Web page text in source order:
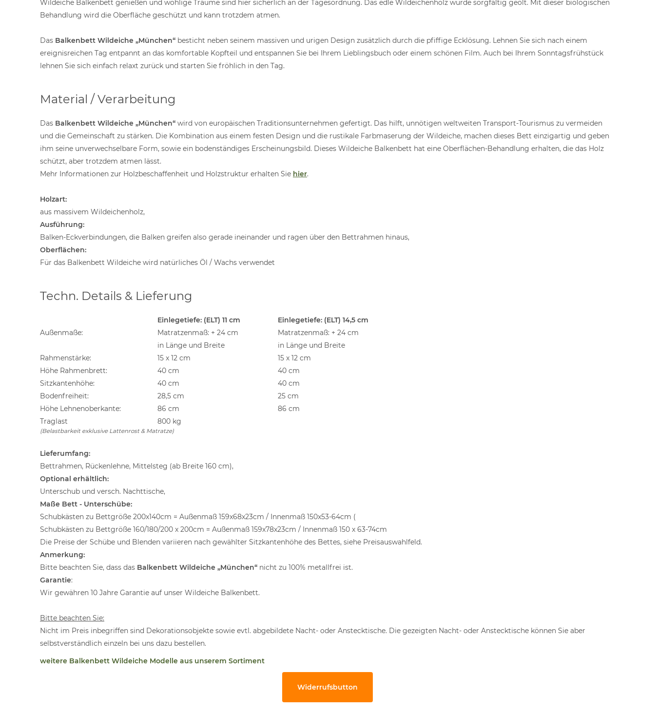
Wildeiche Balkenbett genießen und wohlige Träume sind hier sicherlich an der Tagesordnung. Das edle Wildeichenholz wurde sorgfältig geölt. Mit dieser biologischen
Behandlung wird die Oberfläche geschützt und kann trotzdem atmen.
Das Balkenbett Wildeiche „München“ besticht neben seinem massiven und urigen Design zusätzlich durch die pfiffige Ecklösung. Lehnen Sie sich nach einem
ereignisreichen Tag entpannt an das komfortable Kopfteil und entspannen Sie bei Ihrem Lieblingsbuch oder einem schönen Film. Auch bei Ihrem Sonntagsfrühstück
lehnen Sie sich einfach relaxt zurück und starten Sie fröhlich in den Tag.
Material / Verarbeitung
Das Balkenbett Wildeiche „München“ wird von europäischen Traditionsunternehmen gefertigt. Das hilft, unnötigen weltweiten Transport-Tourismus zu vermeiden
und die Gemeinschaft zu stärken. Die Kombination aus einem festen Design und die rustikale Farbmaserung der Wildeiche, machen dieses Bett einzigartig und geben
ihm seine unverwechselbare Form, sowie ein bodenständiges Erscheinungsbild. Dieses Wildeiche Balkenbett hat eine Oberflächen-Behandlung erhalten, die das Holz
schützt, aber trotzdem atmen lässt.
Mehr Informationen zur Holzbeschaffenheit und Holzstruktur erhalten Sie hier.
Holzart:
aus massivem Wildeichenholz,
Ausführung:
Balken-Eckverbindungen, die Balken greifen also gerade ineinander und ragen über den Bettrahmen hinaus,
Oberflächen:
Für das Balkenbett Wildeiche wird natürliches Öl / Wachs verwendet
Techn. Details & Lieferung
Einlegetiefe: (ELT) 11 cm
Einlegetiefe: (ELT) 14,5 cm
Außenmaße:
Matratzenmaß: + 24 cm
in Länge und Breite
Matratzenmaß: + 24 cm
in Länge und Breite
Rahmenstärke:
15 x 12 cm
15 x 12 cm
Höhe Rahmenbrett:
40 cm
40 cm
Sitzkantenhöhe:
40 cm
40 cm
Bodenfreiheit:
28,5 cm
25 cm
Höhe Lehnenoberkante:
86 cm
86 cm
Traglast
800 kg
(Belastbarkeit exklusive Lattenrost & Matratze)
Lieferumfang:
Bettrahmen, Rückenlehne, Mittelsteg (ab Breite 160 cm),
Optional erhältlich:
Unterschub und versch. Nachttische,
Maße Bett - Unterschübe:
Schubkästen zu Bettgröße 200x140cm = Außenmaß 159x68x23cm / Innenmaß 150x53-64cm (
Schubkästen zu Bettgröße 160/180/200 x 200cm = Außenmaß 159x78x23cm / Innenmaß 150 x 63-74cm
Die Preise der Schübe und Blenden variieren nach gewählter Sitzkantenhöhe des Bettes, siehe Preisauswahlfeld.
Anmerkung:
Bitte beachten Sie, dass das Balkenbett Wildeiche „München“ nicht zu 100% metallfrei ist.
Garantie:
Wir gewähren 10 Jahre Garantie auf unser Wildeiche Balkenbett.
Bitte beachten Sie:
Nicht im Preis inbegriffen sind Dekorationsobjekte sowie evtl. abgebildete Nacht- oder Anstecktische. Die gezeigten Nacht- oder Anstecktische können Sie aber
selbstverständlich einzeln bei uns dazu bestellen.
weitere Balkenbett Wildeiche Modelle aus unserem Sortiment
Widerrufsbutton